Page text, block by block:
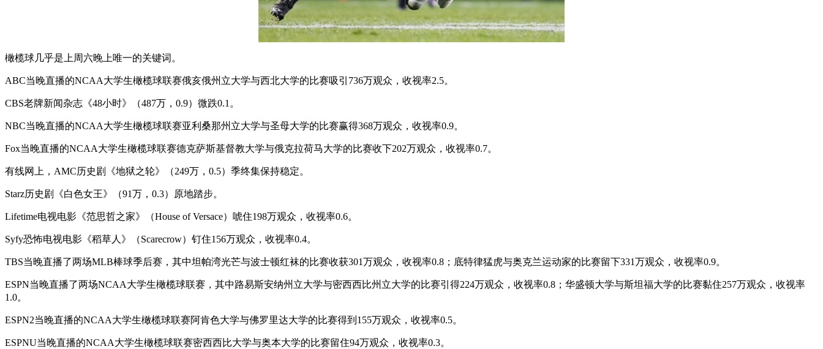
橄榄球几乎是上周六晚上唯一的关键词。
ABC当晚直播的NCAA大学生橄榄球联赛俄亥俄州立大学与西北大学的比赛吸引736万观众，收视率2.5。
CBS老牌新闻杂志《48小时》（487万，0.9）微跌0.1。
NBC当晚直播的NCAA大学生橄榄球联赛亚利桑那州立大学与圣母大学的比赛赢得368万观众，收视率0.9。
Fox当晚直播的NCAA大学生橄榄球联赛德克萨斯基督教大学与俄克拉荷马大学的比赛收下202万观众，收视率0.7。
有线网上，AMC历史剧《地狱之轮》（249万，0.5）季终集保持稳定。
Starz历史剧《白色女王》（91万，0.3）原地踏步。
Lifetime电视电影《范思哲之家》（House of Versace）唬住198万观众，收视率0.6。
Syfy恐怖电视电影《稻草人》（Scarecrow）钉住156万观众，收视率0.4。
TBS当晚直播了两场MLB棒球季后赛，其中坦帕湾光芒与波士顿红袜的比赛收获301万观众，收视率0.8；底特律猛虎与奥克兰运动家的比赛留下331万观众，收视率0.9。
ESPN当晚直播了两场NCAA大学生橄榄球联赛，其中路易斯安纳州立大学与密西西比州立大学的比赛引得224万观众，收视率0.8；华盛顿大学与斯坦福大学的比赛黏住257万观众，收视率
1.0。
ESPN2当晚直播的NCAA大学生橄榄球联赛阿肯色大学与佛罗里达大学的比赛得到155万观众，收视率0.5。
ESPNU当晚直播的NCAA大学生橄榄球联赛密西西比大学与奥本大学的比赛留住94万观众，收视率0.3。